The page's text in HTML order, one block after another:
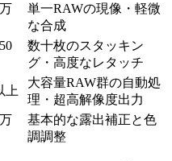
単一RAWの現像・軽微
な合成
数十枚のスタッキン
グ・高度なレタッチ
上
大容量RAW群の自動処
理・超高解像度出力
基本的な露出補正と色
調調整